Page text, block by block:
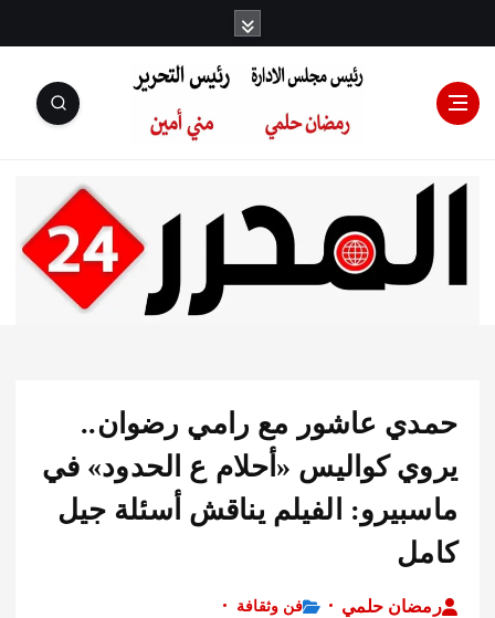
رئيس مجلس
الإدارة: رمضان
التحرير:مني أمين
عاشور مع رامي رضوان..
كواليس «أحلام ع الحدود» في
الفيلم يناقش أسئلة جيل
حلمي
فن وثقافة